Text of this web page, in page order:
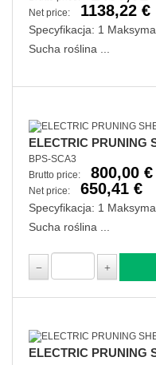
Net price: 1138,22 €
Specyfikacja: 1
Sucha roślina ...
ELECTRIC PRUNING
BPS-SCA3
Brutto price:
800,00 €
Net price: 650,41 €
Specyfikacja: 1
Sucha roślina ...
ELECTRIC PRUNING